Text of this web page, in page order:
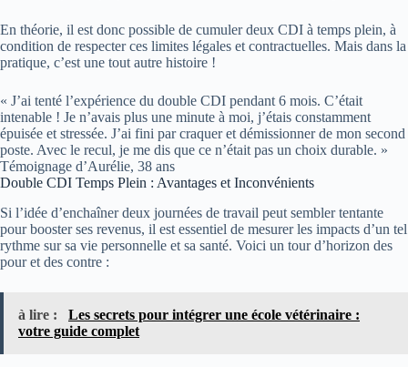
En théorie, il est donc possible de cumuler deux CDI à temps plein, à
condition de respecter ces limites légales et contractuelles. Mais dans la
pratique, c’est une tout autre histoire !
« J’ai tenté l’expérience du double CDI pendant 6 mois. C’était
intenable ! Je n’avais plus une minute à moi, j’étais constamment
épuisée et stressée. J’ai fini par craquer et démissionner de mon second
poste. Avec le recul, je me dis que ce n’était pas un choix durable. »
Témoignage d’Aurélie, 38 ans
Double CDI Temps Plein : Avantages et Inconvénients
Si l’idée d’enchaîner deux journées de travail peut sembler tentante
pour booster ses revenus, il est essentiel de mesurer les impacts d’un tel
rythme sur sa vie personnelle et sa santé. Voici un tour d’horizon des
pour et des contre :
à lire :
Les secrets pour intégrer une école vétérinaire :
votre guide complet